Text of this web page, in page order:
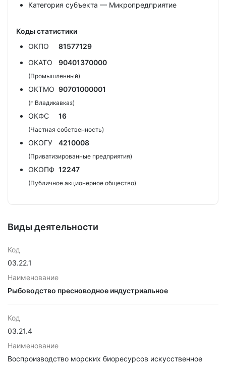
Категория субъекта — Микропредприятие
Коды статистики
ОКПО
81577129
ОКАТО
90401370000
(Промышленный)
ОКТМО 90701000001
(г Владикавказ)
ОКФС 16
(Частная собственность)
ОКОГУ 4210008
(Приватизированные предприятия)
ОКОПФ 12247
(Публичное акционерное общество)
Виды деятельности
Код
03.22.1
Наименование
Рыбоводство пресноводное индустриальное
Код
03.21.4
Наименование
Воспроизводство морских биоресурсов искусственное